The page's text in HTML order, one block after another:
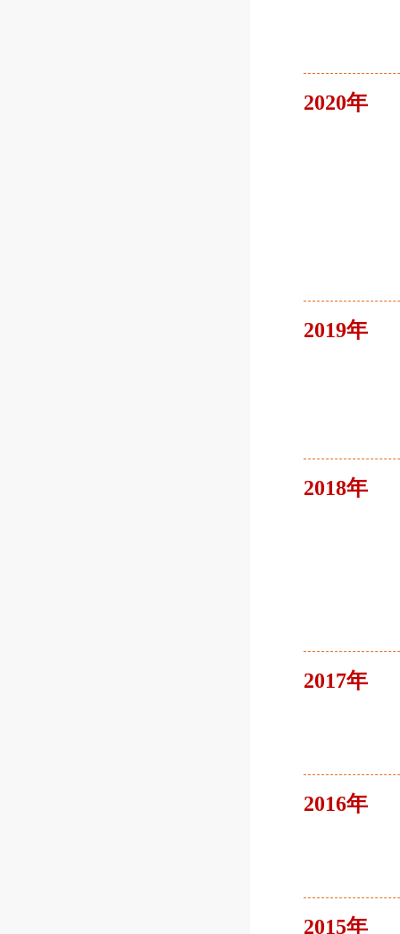
2020年
2019年
2018年
2017年
2016年
2015年